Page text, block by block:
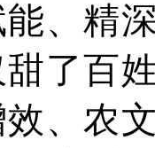
、精
甜了百
、农